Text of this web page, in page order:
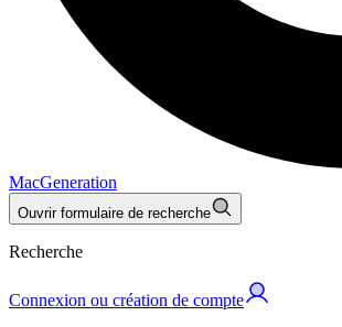
MacGeneration
Ouvrir formulaire de recherche
Recherche
Connexion ou création de compte